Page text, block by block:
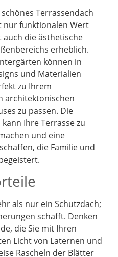
Terrassendach
nur funktionalen Wert
die ästhetische
erheblich.
können in
und Materialien
zu Ihrem
architektonischen
zu passen. Die
Ihre Terrasse zu
und eine
die Familie und
als nur ein Schutzdach;
schafft. Denken
die Sie mit Ihren
Licht von Laternen und
Rascheln der Blätter